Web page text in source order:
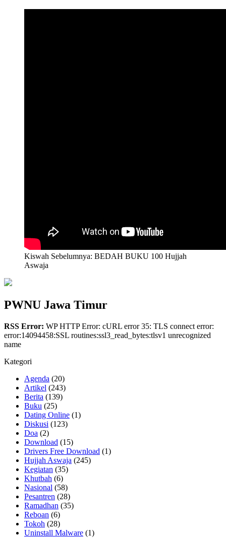
Kiswah Sebelumnya: BEDAH BUKU 100 Hujjah
Aswaja
PWNU Jawa Timur
RSS Error: WP HTTP Error: cURL error 35: TLS connect error:
error:14094458:SSL routines:ssl3_read_bytes:tlsv1 unrecognized
name
Kategori
Agenda (20)
Artikel (243)
Berita (139)
Buku (25)
Dating Online (1)
Diskusi (123)
Doa (2)
Download (15)
Drivers Free Download (1)
Hujjah Aswaja (245)
Kegiatan (35)
Khutbah (6)
Nasional (58)
Pesantren (28)
Ramadhan (35)
Reboan (6)
Tokoh (28)
Uninstall Malware (1)